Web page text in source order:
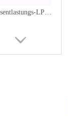
Zuverlässiges Sicherheitsentlastungs-LPG-Ventil mit Handrad